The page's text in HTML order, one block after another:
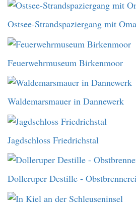
Ostsee-Strandspaziergang mit
Feuerwehrmuseum Birkenmoor
Waldemarsmauer in Dannewerk
Jagdschloss Friedrichstal
Dolleruper Destille -